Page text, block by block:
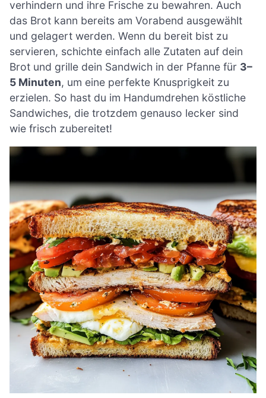
verhindern und ihre Frische zu bewahren. Auch
das Brot kann bereits am Vorabend ausgewählt
und gelagert werden. Wenn du bereit bist zu
servieren, schichte einfach alle Zutaten auf dein
Brot und grille dein Sandwich in der Pfanne für 3–
5 Minuten, um eine perfekte Knusprigkeit zu
erzielen. So hast du im Handumdrehen köstliche
Sandwiches, die trotzdem genauso lecker sind
wie frisch zubereitet!